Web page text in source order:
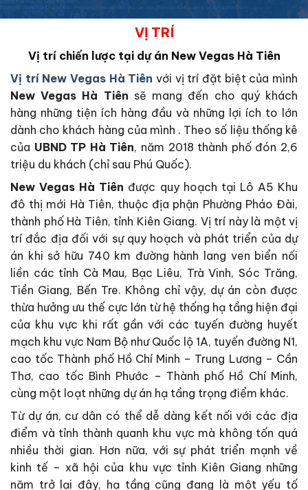
VỊ TRÍ
Vị trí chiến lược tại dự án New Vegas Hà Tiên
Vị trí New Vegas Hà Tiên với vị trí đặt biệt của mình
New Vegas Hà Tiên sẽ mang đến cho quý khách
hàng những tiện ích hàng đầu và những lợi ích to lớn
dành cho khách hàng của mình . Theo số liệu thống kê
của UBND TP Hà Tiên, năm 2018 thành phố đón 2,6
triệu du khách (chỉ sau Phú Quốc).
New Vegas Hà Tiên được quy hoạch tại Lô A5 Khu
đô thị mới Hà Tiên, thuộc địa phận Phường Pháo Đài,
thành phố Hà Tiên, tỉnh Kiên Giang. Vị trí này là một vị
trí đắc địa đối với sự quy hoạch và phát triển của dự
án khi sở hữu 740 km đường hành lang ven biển nối
liền các tỉnh Cà Mau, Bạc Liêu, Trà Vinh, Sóc Trăng,
Tiền Giang, Bến Tre. Không chỉ vậy, dự án còn được
thừa hưởng ưu thế cực lớn từ hệ thống hạ tầng hiện đại
của khu vực khi rất gần với các tuyến đường huyết
mạch khu vực Nam Bộ như Quốc lộ 1A, tuyến đường N1,
cao tốc Thành phố Hồ Chí Minh – Trung Lương – Cần
Thơ, cao tốc Bình Phước – Thành phố Hồ Chí Minh,
cùng một loạt những dự án hạ tầng trọng điểm khác.
Từ dự án, cư dân có thể dễ dàng kết nối với các địa
điểm và tỉnh thành quanh khu vực mà không tốn quá
nhiều thời gian. Hơn nữa, với sự phát triển mạnh về
kinh tế – xã hội của khu vực tỉnh Kiên Giang những
năm trở lại đây, hạ tầng cũng đang là một yếu tố